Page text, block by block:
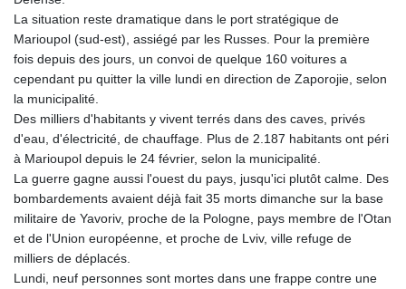
La situation reste dramatique dans le port stratégique de
Marioupol (sud-est), assiégé par les Russes. Pour la première
fois depuis des jours, un convoi de quelque 160 voitures a
cependant pu quitter la ville lundi en direction de Zaporojie, selon
la municipalité.
Des milliers d'habitants y vivent terrés dans des caves, privés
d'eau, d'électricité, de chauffage. Plus de 2.187 habitants ont péri
à Marioupol depuis le 24 février, selon la municipalité.
La guerre gagne aussi l'ouest du pays, jusqu'ici plutôt calme. Des
bombardements avaient déjà fait 35 morts dimanche sur la base
militaire de Yavoriv, proche de la Pologne, pays membre de l'Otan
et de l'Union européenne, et proche de Lviv, ville refuge de
milliers de déplacés.
Lundi, neuf personnes sont mortes dans une frappe contre une